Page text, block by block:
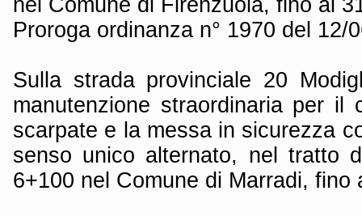
Proroga ordinanza n° 1970 del 12/
Sulla strada provinciale 20
manutenzione straordinaria per il
scarpate e la messa in sicurezza
senso unico alternato, nel tratto
6+100 nel Comune di Marradi, fino